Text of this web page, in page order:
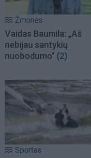
Žmonės
Vaidas Baumila: „Aš
nebijau santykių
nuobodumo" (2)
Sportas